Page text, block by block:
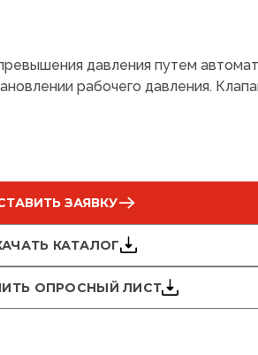
давления путем
рабочего давления.
ЗАЯВКУ
КАТАЛОГ
ОПРОСНЫЙ ЛИСТ